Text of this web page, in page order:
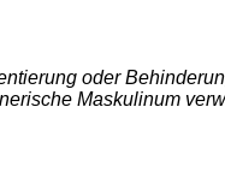
oder
Maskulinum